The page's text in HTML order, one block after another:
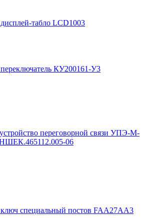
табло LCD1003
КУ200161-У3
переговорной связи УПЭ-М-
06
специальный постов FAA27AA3